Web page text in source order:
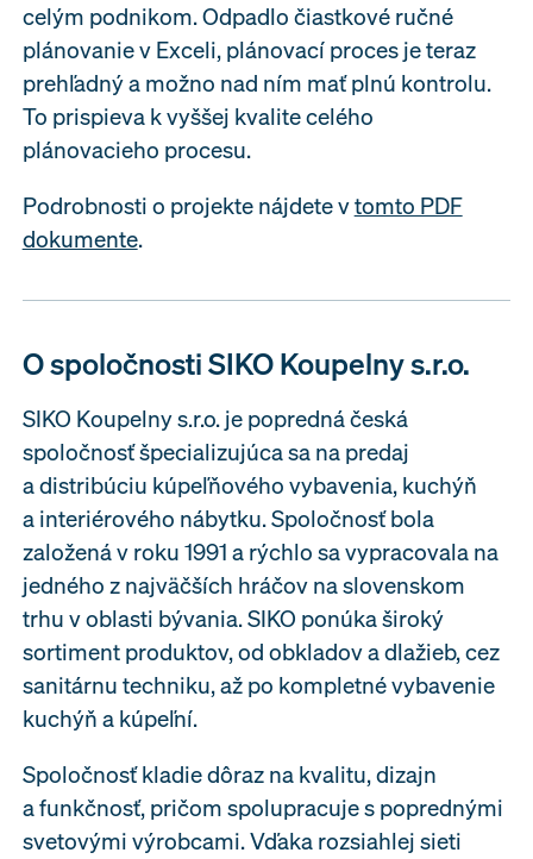
celým podnikom. Odpadlo čiastkové ručné
plánovanie v Exceli, plánovací proces je teraz
prehľadný a možno nad ním mať plnú kontrolu.
To prispieva k vyššej kvalite celého
plánovacieho procesu.
Podrobnosti o projekte nájdete vtomto PDF
dokumente.
O spoločnosti SIKO Koupelny s.r.o.
SIKO Koupelny s.r.o. je popredná česká
spoločnosť špecializujúca sa na predaj
a distribúciu kúpeľňového vybavenia, kuchýň
a interiérového nábytku. Spoločnosť bola
založená v roku 1991 a rýchlo sa vypracovala na
jedného z najväčších hráčov na slovenskom
trhu v oblasti bývania. SIKO ponúka široký
sortiment produktov, od obkladov a dlažieb, cez
sanitárnu techniku, až po kompletné vybavenie
kuchýň a kúpeľní.
Spoločnosť kladie dôraz na kvalitu, dizajn
a funkčnosť, pričom spolupracuje s poprednými
svetovými výrobcami. Vďaka rozsiahlej sieti